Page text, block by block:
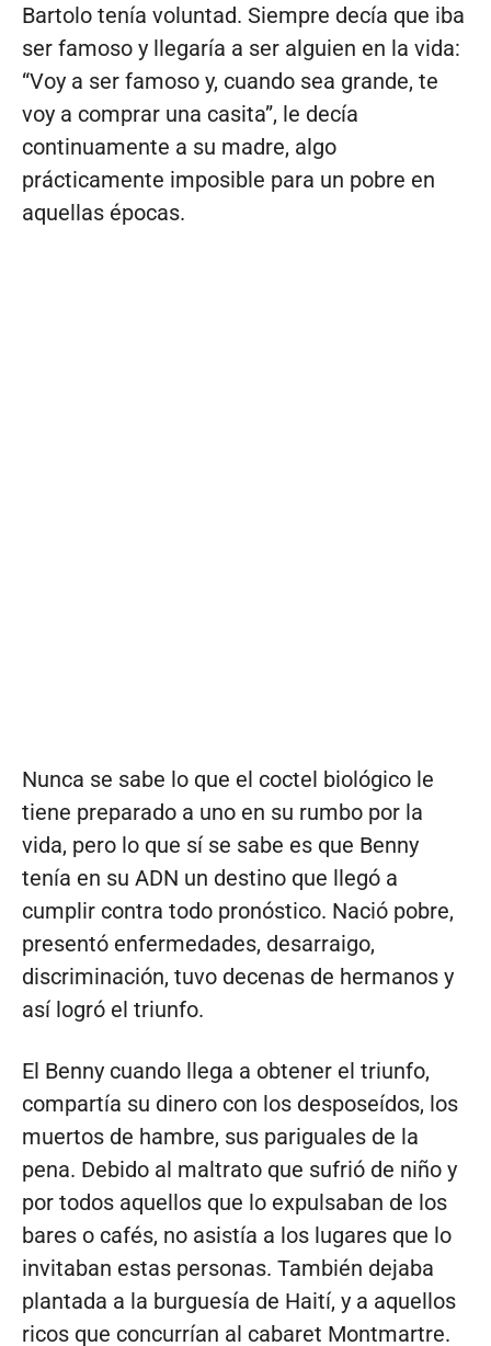
Bartolo tenía voluntad. Siempre decía que iba
ser famoso y llegaría a ser alguien en la vida:
“Voy a ser famoso y, cuando sea grande, te
voy a comprar una casita”, le decía
continuamente a su madre, algo
prácticamente imposible para un pobre en
aquellas épocas.
Nunca se sabe lo que el coctel biológico le
tiene preparado a uno en su rumbo por la
vida, pero lo que sí se sabe es que Benny
tenía en su ADN un destino que llegó a
cumplir contra todo pronóstico. Nació pobre,
presentó enfermedades, desarraigo,
discriminación, tuvo decenas de hermanos y
así logró el triunfo.
El Benny cuando llega a obtener el triunfo,
compartía su dinero con los desposeídos, los
muertos de hambre, sus pariguales de la
pena. Debido al maltrato que sufrió de niño y
por todos aquellos que lo expulsaban de los
bares o cafés, no asistía a los lugares que lo
invitaban estas personas. También dejaba
plantada a la burguesía de Haití, y a aquellos
ricos que concurrían al cabaret Montmartre.